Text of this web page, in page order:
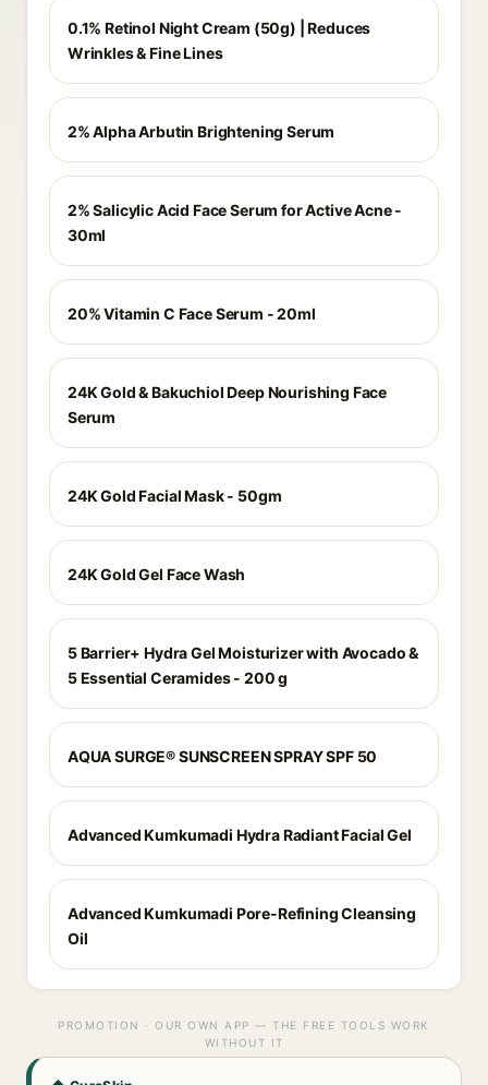
0.1% Retinol Night Cream (50g) | Reduces
Wrinkles & Fine Lines
2% Alpha Arbutin Brightening Serum
2% Salicylic Acid Face Serum for Active Acne -
30ml
20% Vitamin C Face Serum - 20ml
24K Gold & Bakuchiol Deep Nourishing Face
Serum
24K Gold Facial Mask - 50gm
24K Gold Gel Face Wash
5 Barrier+ Hydra Gel Moisturizer with Avocado &
5 Essential Ceramides - 200 g
AQUA SURGE® SUNSCREEN SPRAY SPF 50
Advanced Kumkumadi Hydra Radiant Facial Gel
Advanced Kumkumadi Pore-Refining Cleansing
Oil
PROMOTION · OUR OWN APP — THE FREE TOOLS WORK
WITHOUT IT